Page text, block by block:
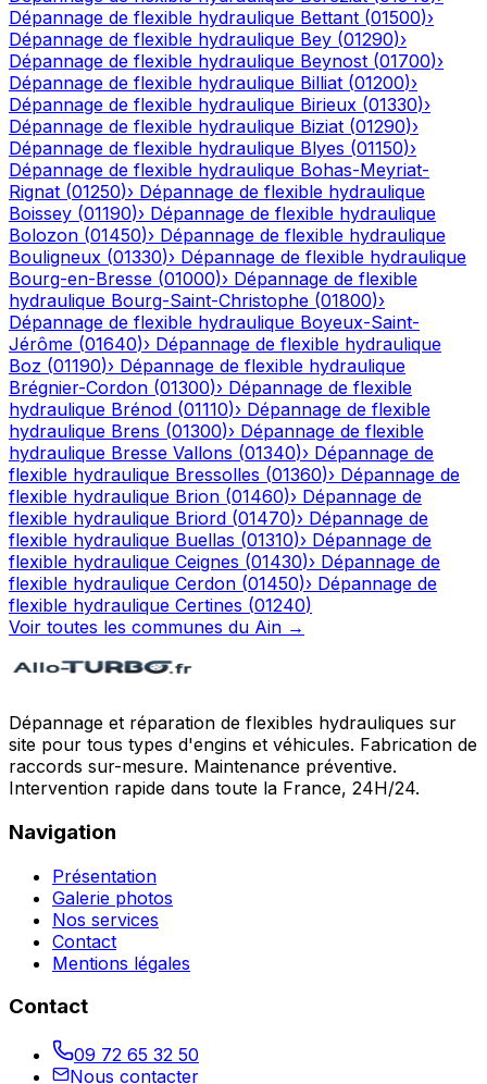
Dépannage de flexible hydraulique Bettant (01500)›
Dépannage de flexible hydraulique Bey (01290)›
Dépannage de flexible hydraulique Beynost (01700)›
Dépannage de flexible hydraulique Billiat (01200)›
Dépannage de flexible hydraulique Birieux (01330)›
Dépannage de flexible hydraulique Biziat (01290)›
Dépannage de flexible hydraulique Blyes (01150)›
Dépannage de flexible hydraulique Bohas-Meyriat-
Rignat (01250)› Dépannage de flexible hydraulique
Boissey (01190)› Dépannage de flexible hydraulique
Bolozon (01450)› Dépannage de flexible hydraulique
Bouligneux (01330)› Dépannage de flexible hydraulique
Bourg-en-Bresse (01000)› Dépannage de flexible
hydraulique Bourg-Saint-Christophe (01800)›
Dépannage de flexible hydraulique Boyeux-Saint-
Jérôme (01640)› Dépannage de flexible hydraulique
Boz (01190)› Dépannage de flexible hydraulique
Brégnier-Cordon (01300)› Dépannage de flexible
hydraulique Brénod (01110)› Dépannage de flexible
hydraulique Brens (01300)› Dépannage de flexible
hydraulique Bresse Vallons (01340)› Dépannage de
flexible hydraulique Bressolles (01360)› Dépannage de
flexible hydraulique Brion (01460)› Dépannage de
flexible hydraulique Briord (01470)› Dépannage de
flexible hydraulique Buellas (01310)› Dépannage de
flexible hydraulique Ceignes (01430)› Dépannage de
flexible hydraulique Cerdon (01450)› Dépannage de
flexible hydraulique Certines (01240)
Voir toutes les communes du Ain →
Dépannage et réparation de flexibles hydrauliques sur
site pour tous types d'engins et véhicules. Fabrication de
raccords sur-mesure. Maintenance préventive.
Intervention rapide dans toute la France, 24H/24.
Navigation
Présentation
Galerie photos
Nos services
Contact
Mentions légales
Contact
09 72 65 32 50
Nous contacter